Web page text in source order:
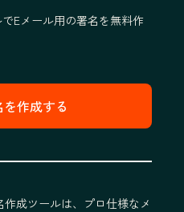
Eメール用の署名を無料作
作成する
作成ツールは、プロ仕様なメ